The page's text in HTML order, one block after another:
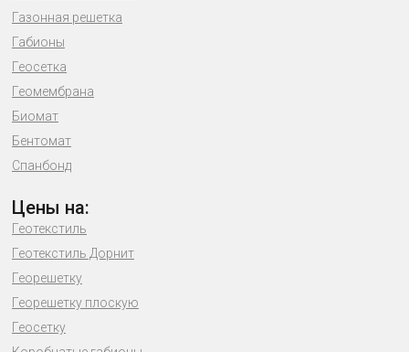
Газонная решетка
Габионы
Геосетка
Геомембрана
Биомат
Бентомат
Спанбонд
Цены на:
Геотекстиль
Геотекстиль Дорнит
Георешетку
Георешетку плоскую
Геосетку